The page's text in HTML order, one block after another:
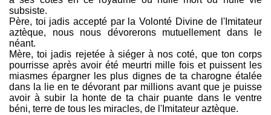
subsiste.
Père, toi jadis accepté par la Volonté Divine de l'Imitateur
aztèque, nous nous dévorerons mutuellement dans le
néant.
Mère, toi jadis rejetée à siéger à nos coté, que ton corps
pourrisse après avoir été meurtri mille fois et puissent les
miasmes épargner les plus dignes de ta charogne étalée
dans la lie en te dévorant par millions avant que je puisse
avoir à subir la honte de ta chair puante dans le ventre
béni, terre de tous les miracles, de l'Imitateur aztèque.